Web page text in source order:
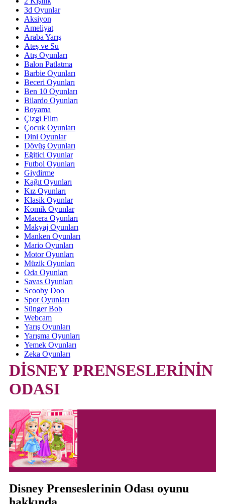
3d Oyunlar
Aksiyon
Ameliyat
Araba Yarış
Ateş ve Su
Atış Oyunları
Balon Patlatma
Barbie Oyunları
Beceri Oyunları
Ben 10 Oyunları
Bilardo Oyunları
Boyama
Çizgi Film
Çocuk Oyunları
Dini Oyunlar
Dövüş Oyunları
Eğitici Oyunlar
Futbol Oyunları
Giydirme
Kağıt Oyunları
Kız Oyunları
Klasik Oyunlar
Komik Oyunlar
Macera Oyunları
Makyaj Oyunları
Manken Oyunları
Mario Oyunları
Motor Oyunları
Müzik Oyunları
Oda Oyunları
Savas Oyunları
Scooby Doo
Spor Oyunları
Sünger Bob
Webcam
Yarış Oyunları
Yarışma Oyunları
Yemek Oyunları
Zeka Oyunları
DİSNEY PRENSESLERİNİN
ODASI
Disney Prenseslerinin Odası oyunu